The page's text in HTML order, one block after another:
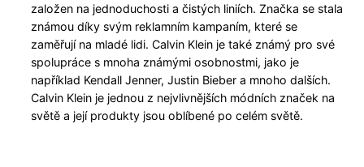
založen na jednoduchosti a čistých liniích. Značka se stala
známou díky svým reklamním kampaním, které se
zaměřují na mladé lidi. Calvin Klein je také známý pro své
spolupráce s mnoha známými osobnostmi, jako je
například Kendall Jenner, Justin Bieber a mnoho dalších.
Calvin Klein je jednou z nejvlivnějších módních značek na
světě a její produkty jsou oblíbené po celém světě.